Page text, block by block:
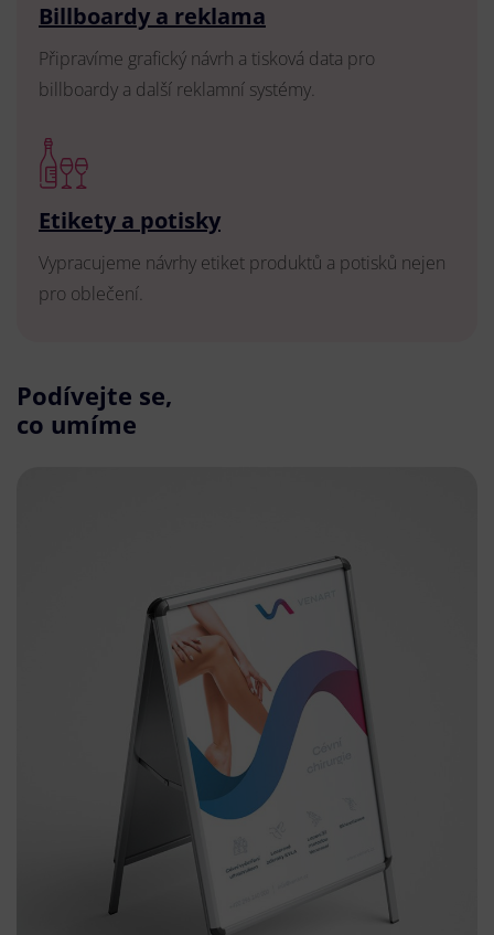
Billboardy a reklama
Připravíme grafický návrh a tisková data pro
billboardy a další reklamní systémy.
Etikety a potisky
Vypracujeme návrhy etiket produktů a potisků nejen
pro oblečení.
Podívejte se,
co umíme